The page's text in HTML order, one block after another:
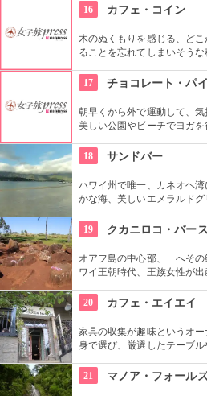
すぐ横には終戦記念プールも
16 カフェ・コイン
木のぬくもりを感じる、ど
ることを忘れてしまいそうな
の「おもてなし」に驚くは
ホテル？とため息がでてしま
17
朝早くから外で運動して、
美しい公園やビーチでヨガを
芝生エリアで無料のヨガレ
コチラもぜひ。
18 サンドバー
ハワイ州で唯一、カネオヘ
かな海、美しいエメラルド
ーが組まれているので、ぜひ
19 クカニロコ・バー
オアフ島の中心部、「へそ
ワイ王朝時代、王族女性が出
くさんのエネルギーを浴びて
20 カフェ・エイエイ
家具の収集が趣味というオ
身で選び、厳選したテーブル
併設しています。そんな広
イーツ、サンドイッチなども
21 マノア・フォール